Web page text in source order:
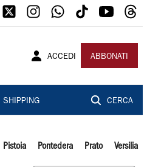
ACCEDI ABBONATI
SHIPPING CERCA
Pistoia Pontedera Prato Versilia